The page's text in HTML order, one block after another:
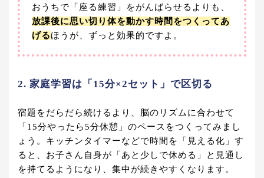
おうちで「座る練習」をがんばらせるよりも、
放課後に思い切り体を動かす時間をつくってあ
げるほうが、ずっと効果的ですよ。
2. 家庭学習は「15分×2セット」で区切る
宿題をだらだら続けるより、脳のリズムに合わせて
「15分やったら5分休憩」のペースをつくってみまし
ょう。キッチンタイマーなどで時間を「見える化」す
ると、お子さん自身が「あと少しで休める」と見通し
を持てるようになり、集中が続きやすくなります。